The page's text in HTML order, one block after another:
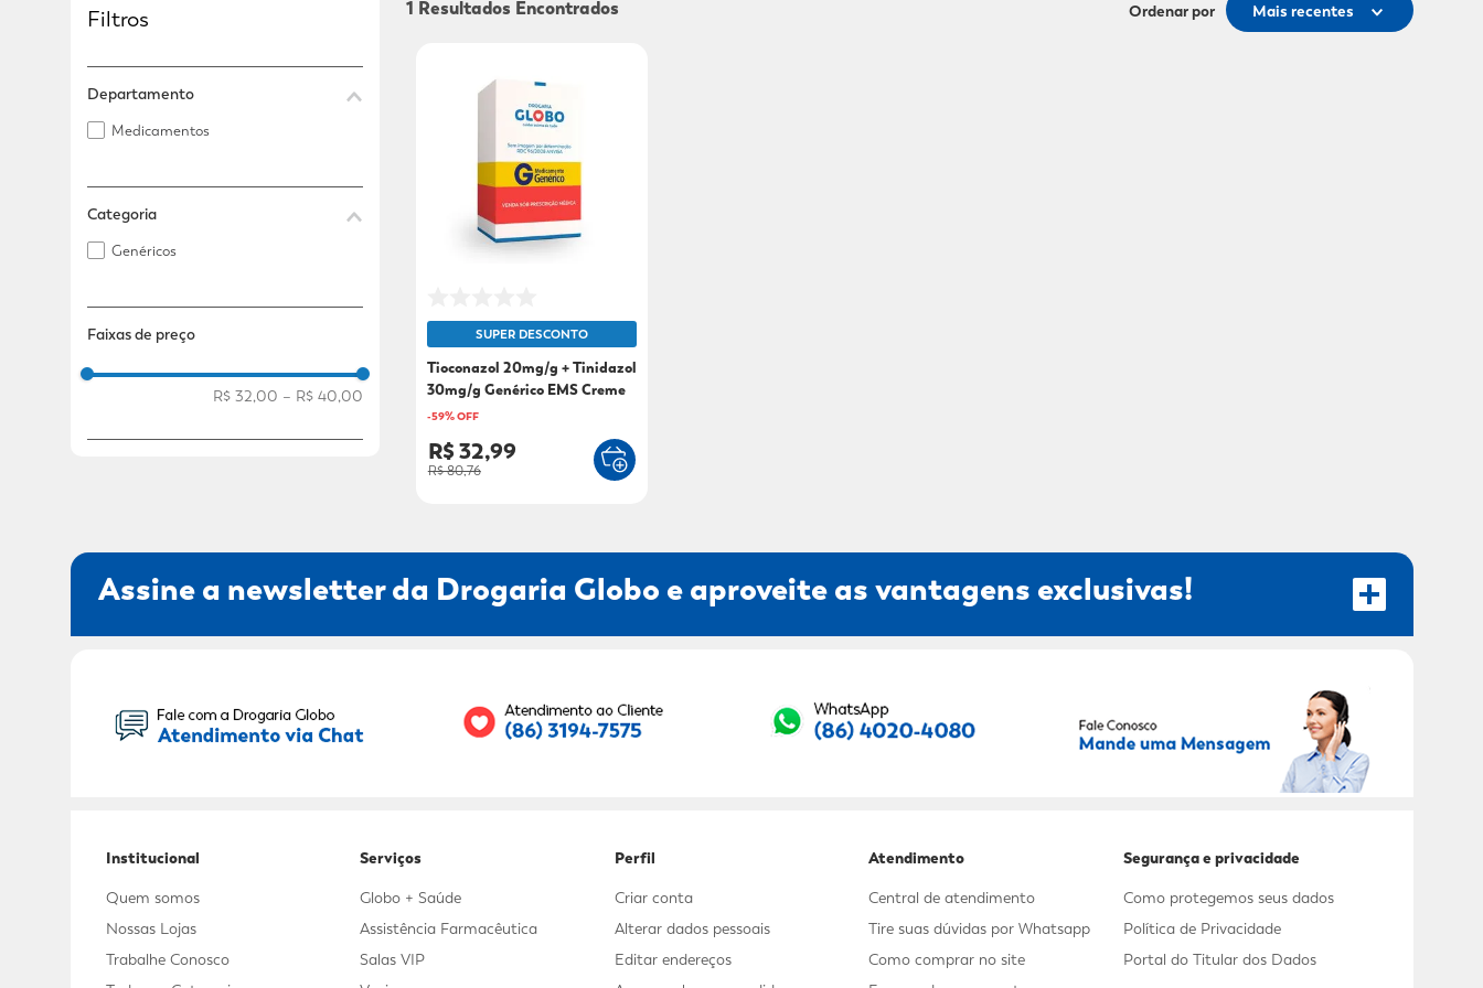
Adicional
Filtros
Departamento
Medicamentos
Categoria
Genéricos
Faixas de preço
R$ 32,00 – R$ 40,00
1 Ordenar por Mais recentes
SUPER DESCONTO
Tioconazol 20mg/g + Tinidazol
30mg/g Genérico EMS Creme
Vaginal 35g
-59% OFF
R$ 32,99
R$ 80,76
Assine a newsletter da Drogaria Globo e aproveite as vantagens exclusivas!
RECEBER OFERTAS EXCLUSIVAS!
Institucional
Quem somos
Nossas Lojas
Trabalhe Conosco
Serviços
Globo + Saúde
Assistência Farmacêutica
Salas VIP
Perfil
Criar conta
Alterar dados pessoais
Editar endereços
Atendimento
Central de atendimento
Tire suas dúvidas por Whatsapp
Como comprar no site
Segurança e privacidade
Como protegemos seus dados
Política de Privacidade
Portal do Titular dos Dados
9º
mounjaro